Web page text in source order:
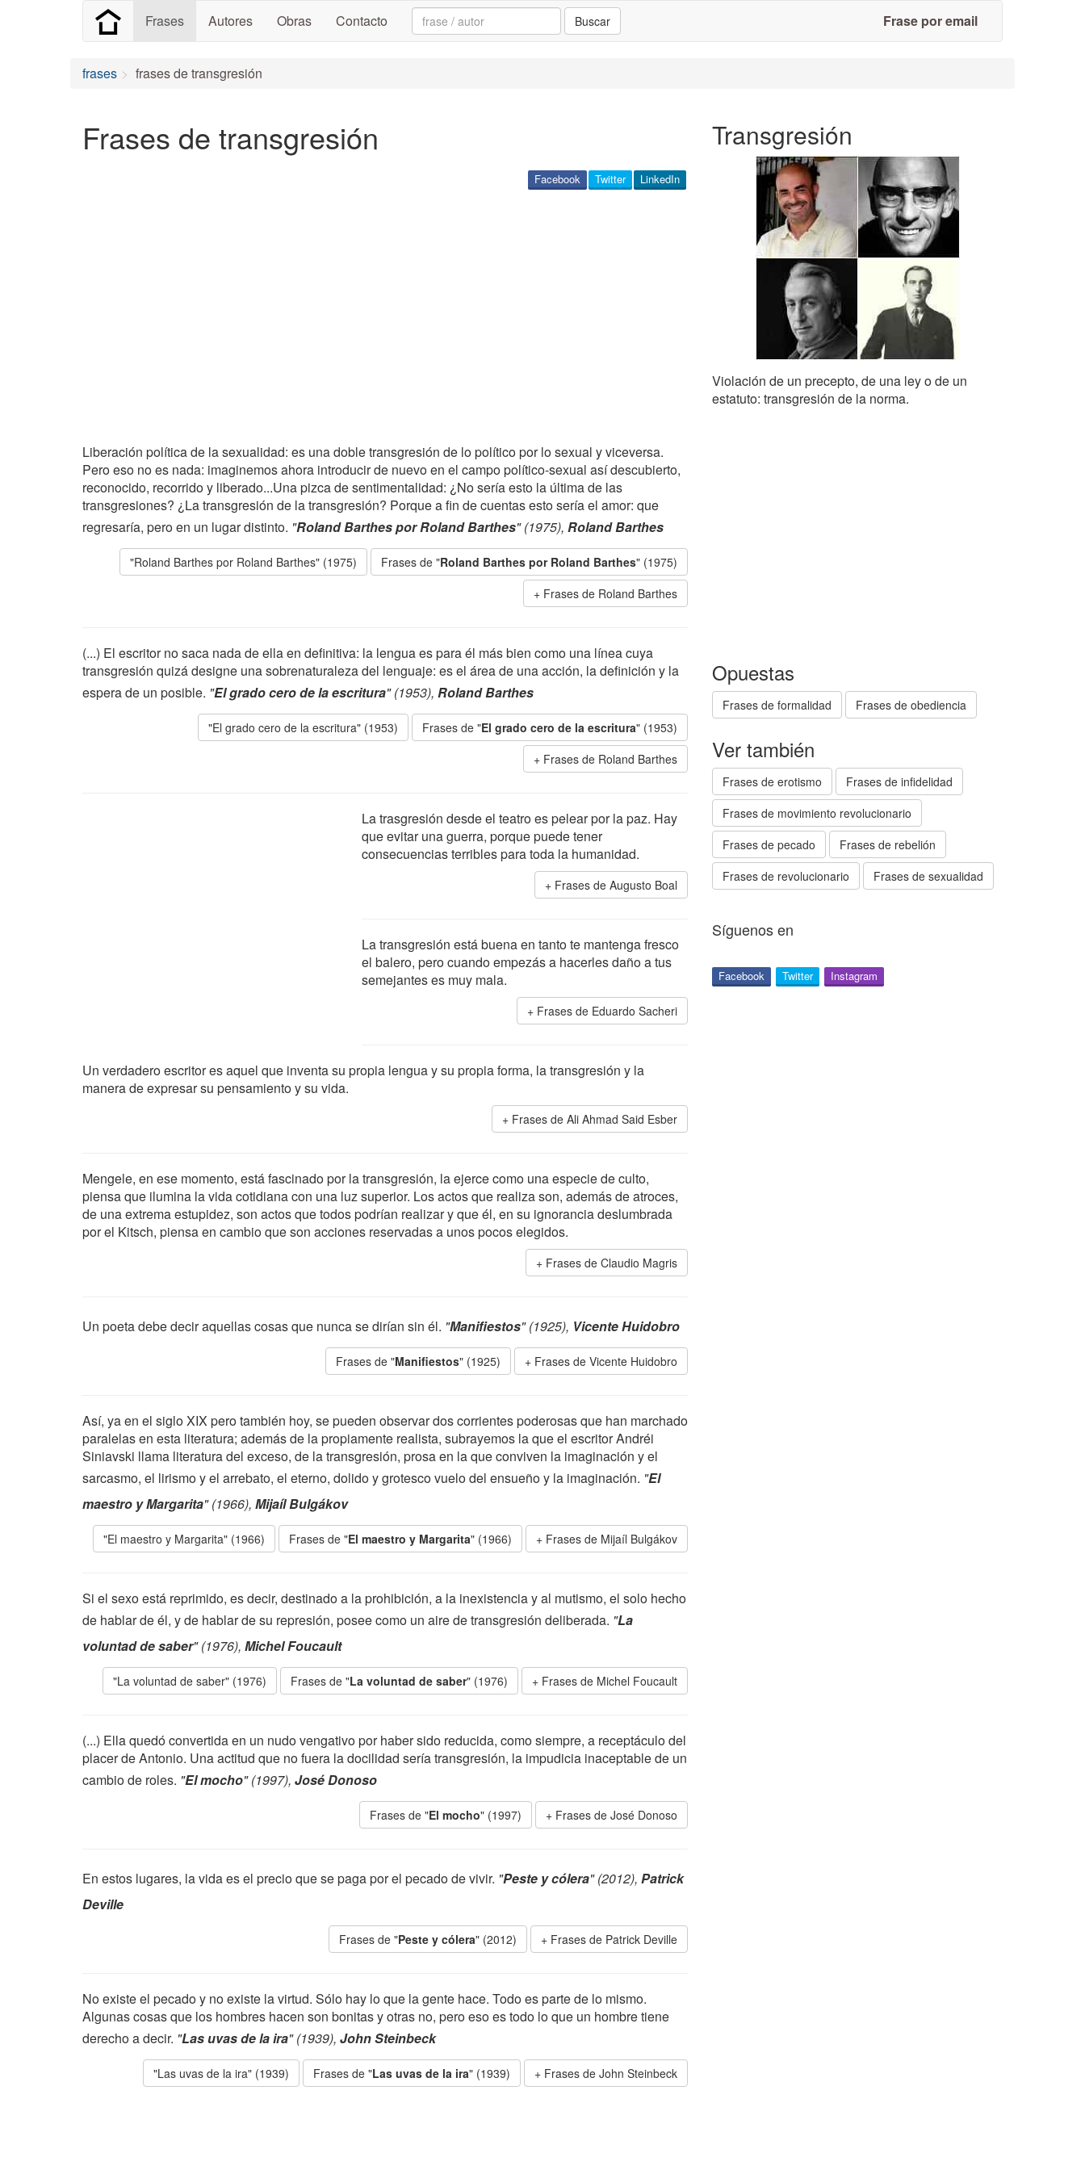
Frases Autores Obras Contacto Search: Buscar Frase por email
frases frases de transgresión
Frases de transgresión
LinkedIn
Twitter
Facebook
Liberación política de la sexualidad: es una doble transgresión de lo político por lo sexual y viceversa.
Pero eso no es nada: imaginemos ahora introducir de nuevo en el campo político-sexual así descubierto,
reconocido, recorrido y liberado...Una pizca de sentimentalidad: ¿No sería esto la última de las
transgresiones? ¿La transgresión de la transgresión? Porque a fin de cuentas esto sería el amor: que
regresaría, pero en un lugar distinto. "Roland Barthes por Roland Barthes" (1975), Roland Barthes
"Roland Barthes por Roland Barthes" (1975) Frases de "Roland Barthes por Roland Barthes" (1975)
Frases de Roland Barthes
(...) El escritor no saca nada de ella en definitiva: la lengua es para él más bien como una línea cuya
transgresión quizá designe una sobrenaturaleza del lenguaje: es el área de una acción, la definición y la
espera de un posible. "El grado cero de la escritura" (1953), Roland Barthes
"El grado cero de la escritura" (1953) Frases de "El grado cero de la escritura" (1953)
Frases de Roland Barthes
La trasgresión desde el teatro es pelear por la paz. Hay
que evitar una guerra, porque puede tener
consecuencias terribles para toda la humanidad.
Frases de Augusto Boal
La transgresión está buena en tanto te mantenga fresco
el balero, pero cuando empezás a hacerles daño a tus
semejantes es muy mala.
Frases de Eduardo Sacheri
Un verdadero escritor es aquel que inventa su propia lengua y su propia forma, la transgresión y la
manera de expresar su pensamiento y su vida.
Frases de Ali Ahmad Said Esber
Mengele, en ese momento, está fascinado por la transgresión, la ejerce como una especie de culto,
piensa que ilumina la vida cotidiana con una luz superior. Los actos que realiza son, además de atroces,
de una extrema estupidez, son actos que todos podrían realizar y que él, en su ignorancia deslumbrada
por el Kitsch, piensa en cambio que son acciones reservadas a unos pocos elegidos.
Frases de Claudio Magris
Un poeta debe decir aquellas cosas que nunca se dirían sin él. "Manifiestos" (1925), Vicente Huidobro
Frases de "Manifiestos" (1925) Frases de Vicente Huidobro
Así, ya en el siglo XIX pero también hoy, se pueden observar dos corrientes poderosas que han marchado
paralelas en esta literatura; además de la propiamente realista, subrayemos la que el escritor Andréi
Siniavski llama literatura del exceso, de la transgresión, prosa en la que conviven la imaginación y el
sarcasmo, el lirismo y el arrebato, el eterno, dolido y grotesco vuelo del ensueño y la imaginación. "El
maestro y Margarita" (1966), Mijaíl Bulgákov
"El maestro y Margarita" (1966) Frases de "El maestro y Margarita" (1966) Frases de Mijaíl Bulgákov
Si el sexo está reprimido, es decir, destinado a la prohibición, a la inexistencia y al mutismo, el solo hecho
de hablar de él, y de hablar de su represión, posee como un aire de transgresión deliberada. "La
voluntad de saber" (1976), Michel Foucault
"La voluntad de saber" (1976) Frases de "La voluntad de saber" (1976) Frases de Michel Foucault
(...) Ella quedó convertida en un nudo vengativo por haber sido reducida, como siempre, a receptáculo del
placer de Antonio. Una actitud que no fuera la docilidad sería transgresión, la impudicia inaceptable de un
cambio de roles. "El mocho" (1997), José Donoso
Frases de "El mocho" (1997) Frases de José Donoso
En estos lugares, la vida es el precio que se paga por el pecado de vivir. "Peste y cólera" (2012), Patrick
Deville
Frases de "Peste y cólera" (2012) Frases de Patrick Deville
No existe el pecado y no existe la virtud. Sólo hay lo que la gente hace. Todo es parte de lo mismo.
Algunas cosas que los hombres hacen son bonitas y otras no, pero eso es todo lo que un hombre tiene
derecho a decir. "Las uvas de la ira" (1939), John Steinbeck
"Las uvas de la ira" (1939) Frases de "Las uvas de la ira" (1939) Frases de John Steinbeck
Transgresión
Violación de un precepto, de una ley o de un
estatuto: transgresión de la norma.
Opuestas
Frases de formalidad Frases de obediencia
Ver también
Frases de erotismo
Frases de infidelidad
Frases de movimiento revolucionario
Frases de pecado
Frases de rebelión
Frases de revolucionario
Frases de sexualidad
Síguenos en
Facebook Twitter Instagram